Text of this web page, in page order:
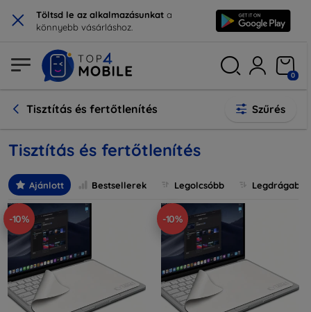
× Töltsd le az alkalmazásunkat a
könnyebb vásárláshoz.
0
Tisztítás és fertőtlenítés Szűrés
Tisztítás és fertőtlenítés
Ajánlott Bestsellerek Legolcsóbb Legdrágabb
-10% -10%